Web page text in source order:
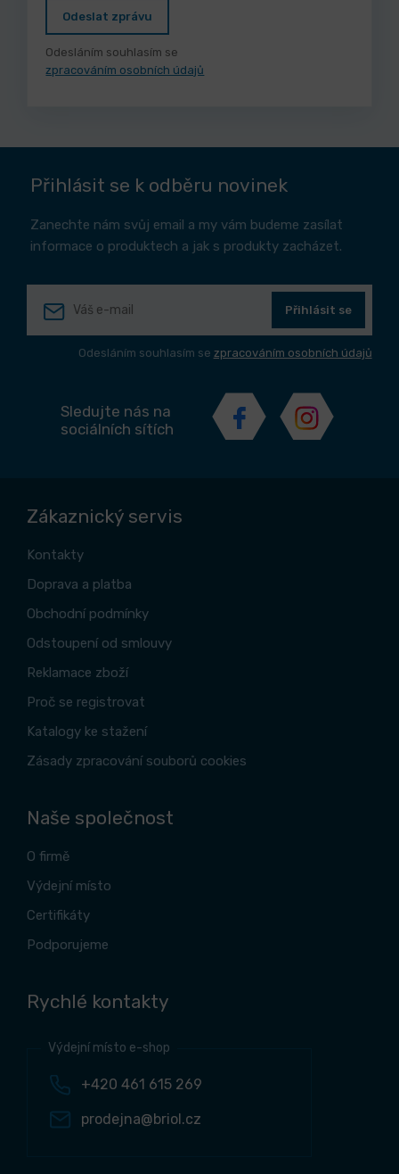
Odeslat zprávu
Odesláním souhlasím se
zpracováním osobních údajů
Přihlásit se k odběru novinek
Zanechte nám svůj email a my vám budeme zasílat
informace o produktech a jak s produkty zacházet.
Přihlásit se
Odesláním souhlasím se zpracováním osobních údajů
Sledujte nás na
sociálních sítích
Zákaznický servis
Kontakty
Doprava a platba
Obchodní podmínky
Odstoupení od smlouvy
Reklamace zboží
Proč se registrovat
Katalogy ke stažení
Zásady zpracování souborů cookies
Naše společnost
O firmě
Výdejní místo
Certifikáty
Podporujeme
Rychlé kontakty
Výdejní místo e-shop
+420 461 615 269
prodejna@briol.cz